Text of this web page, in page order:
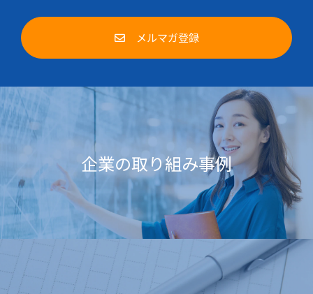
メルマガ登録
企業の取り組み事例